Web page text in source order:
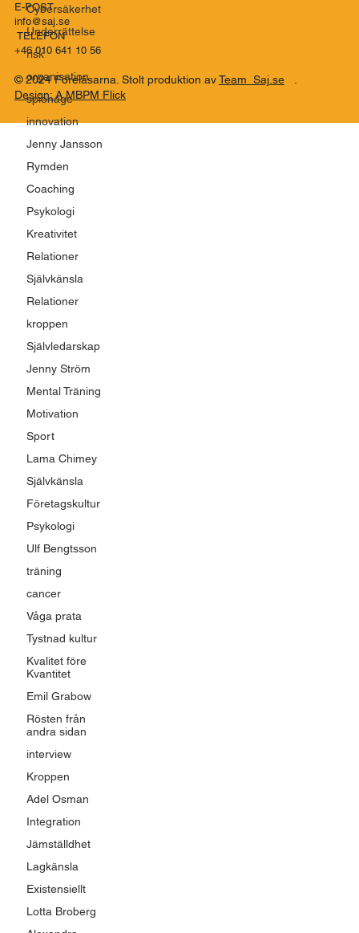
Cybersäkerhet
Underrättelse
risk
organisation
spionage
innovation
Jenny Jansson
Rymden
Coaching
Psykologi
Kreativitet
Relationer
Självkänsla
Relationer
kroppen
Självledarskap
Jenny Ström
Mental Träning
Motivation
Sport
Lama Chimey
Självkänsla
Företagskultur
Psykologi
Ulf Bengtsson
träning
cancer
Våga prata
Tystnad kultur
Kvalitet före
Kvantitet
Emil Grabow
Rösten från
andra sidan
interview
Kroppen
Adel Osman
Integration
Jämställdhet
Lagkänsla
Existensiellt
Lotta Broberg
E-POST
info@saj.se
TELEFON
+46 010 641 10 56
© 2024 Föreläsarna. Stolt produktion avTeam Saj.se.
Design: A MBPM Flick